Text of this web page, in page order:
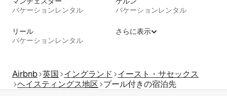
バケーションレンタル
バケーションレンタル
リール
バケーションレンタル
さらに表示
Airbnb 英国 イングランド
イースト・サセックス
ヘイスティングス地区 プール付きの宿泊先